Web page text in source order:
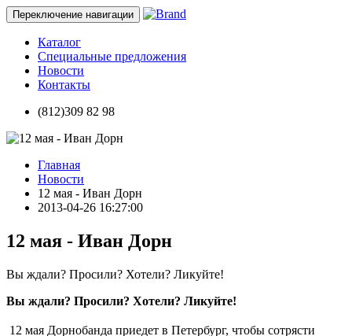
Переключение навигации
Каталог
Специальные предложения
Новости
Контакты
(812)309 82 98
Главная
Новости
12 мая - Иван Дорн
2013-04-26 16:27:00
12 мая - Иван Дорн
Вы ждали? Просили? Хотели? Ликуйте!
Вы ждали? Просили? Хотели? Ликуйте!
12 мая Дорнобанда приедет в Петербург, чтобы сотрясти